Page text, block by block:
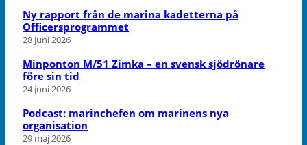
Ny rapport från de marina kadetterna på
Officersprogrammet
28 juni 2026
Minponton M/51 Zimka – en svensk sjödrönare
före sin tid
24 juni 2026
Podcast: marinchefen om marinens nya
organisation
29 maj 2026